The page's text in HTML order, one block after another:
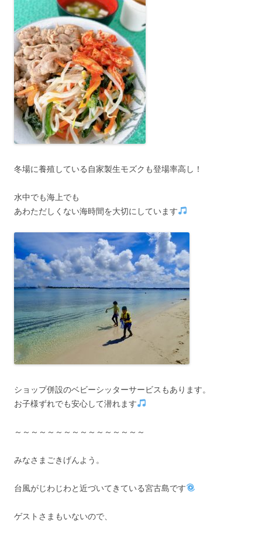
冬場に養殖している自家製生モズクも登場率高し！
水中でも海上でも
あわただしくない海時間を大切にしています
ショップ併設のベビーシッターサービスもあります。
お子様ずれでも安心して潜れます
～～～～～～～～～～～～～～～～
みなさまごきげんよう。
台風がじわじわと近づいてきている宮古島です
ゲストさまもいないので、